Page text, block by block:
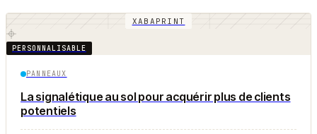
XABAPRINT
PERSONNALISABLE
PANNEAUX
La signalétique au sol pour acquérir plus de clients
potentiels